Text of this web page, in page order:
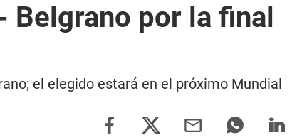
por la final
el elegido estará en el próximo Mundial